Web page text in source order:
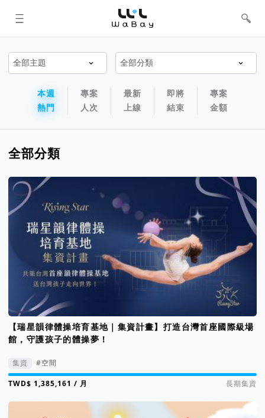
WaBay 挖貝 | 台灣最值得信賴的群眾
集資 / 群眾募資平台
專案排序以及過濾篩選器
專案排序導航欄
本週
熱門
專案
人次
最新
上線
即將
結束
專案
金額
全部分類
【瑞星韻律體操培育基地｜集資計畫】打造台灣首座國際級場
館，守護孩子的體操夢！
集資 #空間
集資進度 167%
/ 月 長期集資